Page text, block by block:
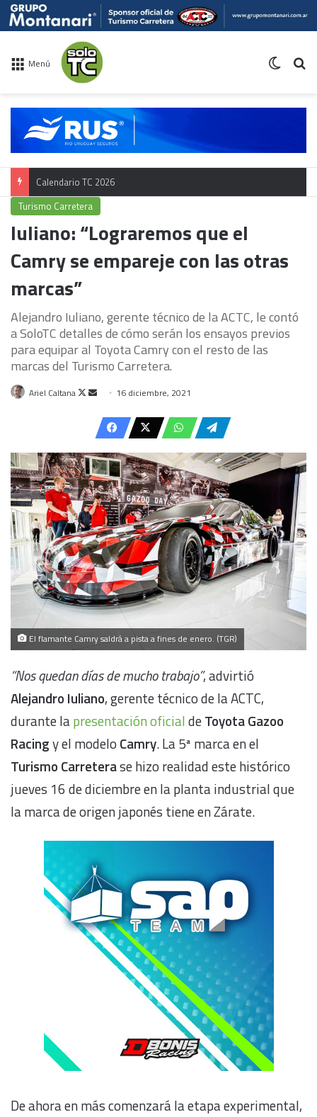
Menú
Calendario TC 2026
Turismo Carretera
Iuliano: “Lograremos que el
Camry se empareje con las otras
marcas”
Alejandro Iuliano, gerente técnico de la ACTC, le contó
a SoloTC detalles de cómo serán los ensayos previos
para equipar al Toyota Camry con el resto de las
marcas del Turismo Carretera.
Ariel Caltana
Follow
Send
email
16 diciembre, 2021
El flamante Camry saldrá a pista a fines de enero. (TGR)
“Nos quedan días de mucho trabajo”, advirtió
Alejandro Iuliano, gerente técnico de la ACTC,
durante lapresentación oficialdeToyota Gazoo
Racingy el modelo Camry. La 5ª marca en el
Turismo Carreterase hizo realidad este histórico
jueves 16 de diciembre en la planta industrial que
la marca de origen japonés tiene en Zárate.
De ahora en más comenzará la etapa experimental,